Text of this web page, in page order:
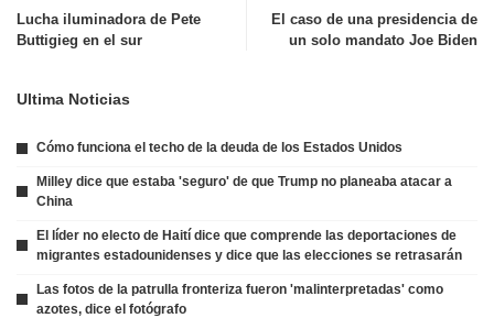
Lucha iluminadora de Pete
Buttigieg en el sur
El caso de una presidencia de
un solo mandato Joe Biden
Ultima Noticias
Cómo funciona el techo de la deuda de los Estados Unidos
Milley dice que estaba 'seguro' de que Trump no planeaba atacar a
China
El líder no electo de Haití dice que comprende las deportaciones de
migrantes estadounidenses y dice que las elecciones se retrasarán
Las fotos de la patrulla fronteriza fueron 'malinterpretadas' como
azotes, dice el fotógrafo